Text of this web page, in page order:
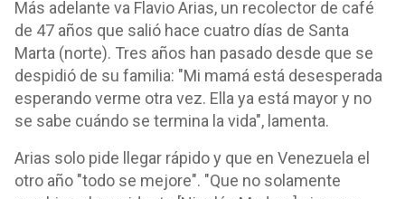
Más adelante va Flavio Arias, un recolector de café
de 47 años que salió hace cuatro días de Santa
Marta (norte). Tres años han pasado desde que se
despidió de su familia: "Mi mamá está desesperada
esperando verme otra vez. Ella ya está mayor y no
se sabe cuándo se termina la vida", lamenta.
Arias solo pide llegar rápido y que en Venezuela el
otro año "todo se mejore". "Que no solamente